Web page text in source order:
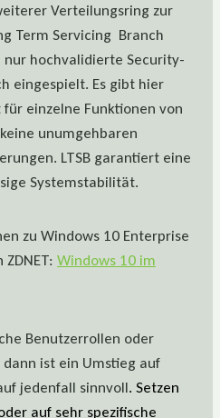
Verteilungsring zur
Term Servicing Branch
nur hochvalidierte Security-
eingespielt. Es gibt hier
einzelne Funktionen von
unumgehbaren
LTSB garantiert eine
Systemstabilität.
zu Windows 10 Enterprise
Windows 10 im
Benutzerrollen oder
ist ein Umstieg auf
jedenfall sinnvoll. Setzen
auf sehr spezifische